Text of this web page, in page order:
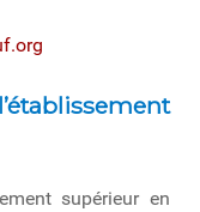
supérieur en